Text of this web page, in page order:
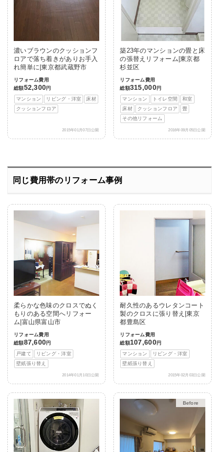
濃いブラウンのクッションフ
ロアで落ち着きがありお手入
れ簡単に|東京都武蔵野市
リフォーム費用
総額52,300円
マンション
リビング・洋室
床材
クッションフロア
2015年01月07日公開
築23年のマンションの畳と床
の張替えリフォーム|東京都
杉並区
リフォーム費用
総額315,000円
マンション
トイレ空間
和室
床材
クッションフロア
畳
その他リフォーム
2016年09月05日公開
同じ費用帯のリフォーム事例
柔らかな色味のクロスでぬく
もりのある空間へリフォー
ム|富山県富山市
リフォーム費用
総額87,600円
戸建て
リビング・洋室
壁紙張り替え
2014年01月10日公開
耐久性のあるウレタンコート
製のクロスに張り替え|東京
都豊島区
リフォーム費用
総額107,600円
マンション
リビング・洋室
壁紙張り替え
2015年02月03日公開
After